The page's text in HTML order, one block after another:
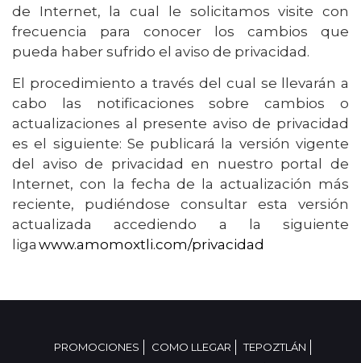
de Internet, la cual le solicitamos visite con
frecuencia para conocer los cambios que
pueda haber sufrido el aviso de privacidad.
El procedimiento a través del cual se llevarán a
cabo las notificaciones sobre cambios o
actualizaciones al presente aviso de privacidad
es el siguiente: Se publicará la versión vigente
del aviso de privacidad en nuestro portal de
Internet, con la fecha de la actualización más
reciente, pudiéndose consultar esta versión
actualizada accediendo a la siguiente
liga www.amomoxtli.com/privacidad
PROMOCIONES COMO LLEGAR
TEPOZTLÁN